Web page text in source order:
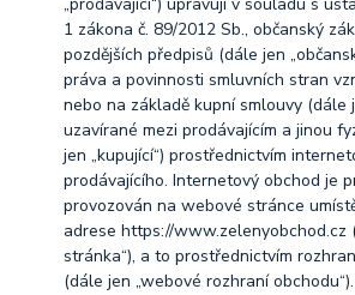
1 zákona č. 89/2012 Sb., občanský
pozdějších předpisů (dále jen
práva a povinnosti smluvních stran
nebo na základě kupní smlouvy (dále
uzavírané mezi prodávajícím a jinou
jen „kupující“) prostřednictvím
prodávajícího. Internetový obchod je
provozován na webové stránce
adrese https://www.zelenyobchod.cz
stránka“), a to prostřednictvím
(dále jen „webové rozhraní obchodu“).